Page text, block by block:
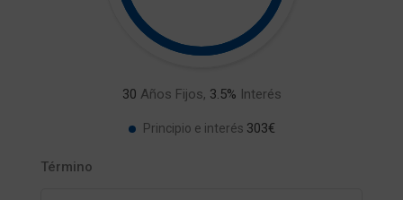
30 Años Fijos, 3.5% Interés
Principio e interés 303€
Término